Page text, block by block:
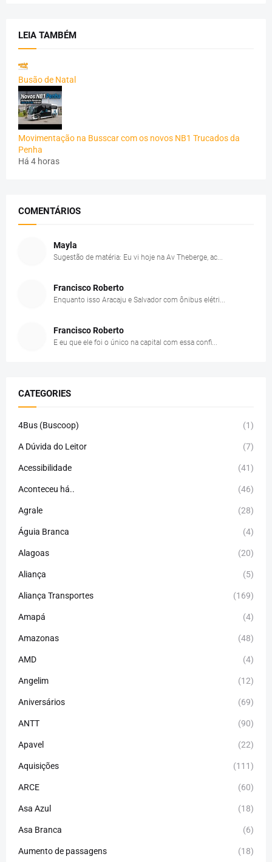
LEIA TAMBÉM
Busão de Natal
Movimentação na Busscar com os novos NB1 Trucados da
Penha
Há 4 horas
COMENTÁRIOS
Mayla
Sugestão de matéria: Eu vi hoje na Av Theberge, ac...
Francisco Roberto
Enquanto isso Aracaju e Salvador com ônibus elétri...
Francisco Roberto
E eu que ele foi o único na capital com essa confi...
CATEGORIES
4Bus (Buscoop) (1)
A Dúvida do Leitor (7)
Acessibilidade (41)
Aconteceu há.. (46)
Agrale (28)
Águia Branca (4)
Alagoas (20)
Aliança (5)
Aliança Transportes (169)
Amapá (4)
Amazonas (48)
AMD (4)
Angelim (12)
Aniversários (69)
ANTT (90)
Apavel (22)
Aquisições (111)
ARCE (60)
Asa Azul (18)
Asa Branca (6)
Aumento de passagens (18)